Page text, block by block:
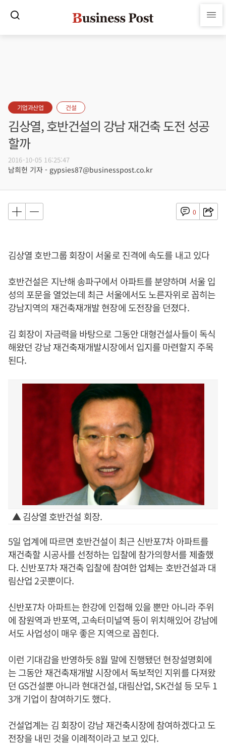
기업과산업 건설
김상열, 호반건설의 강남 재건축 도전 성공
할까
2016-10-05 16:25:47
남희헌 기자 - gypsies87@businesspost.co.kr
0
김상열 호반그룹 회장이 서울로 진격에 속도를 내고 있다
호반건설은 지난해 송파구에서 아파트를 분양하며 서울 입
성의 포문을 열었는데 최근 서울에서도 노른자위로 꼽히는
강남지역의 재건축재개발 현장에 도전장을 던졌다.
김 회장이 자금력을 바탕으로 그동안 대형건설사들이 독식
해왔던 강남 재건축재개발시장에서 입지를 마련할지 주목
된다.
▲ 김상열 호반건설 회장.
5일 업계에 따르면 호반건설이 최근 신반포7차 아파트를
재건축할 시공사를 선정하는 입찰에 참가의향서를 제출했
다. 신반포7차 재건축 입찰에 참여한 업체는 호반건설과 대
림산업 2곳뿐이다.
신반포7차 아파트는 한강에 인접해 있을 뿐만 아니라 주위
에 잠원역과 반포역, 고속터미널역 등이 위치해있어 강남에
서도 사업성이 매우 좋은 지역으로 꼽힌다.
이런 기대감을 반영하듯 8월 말에 진행됐던 현장설명회에
는 그동안 재건축재개발 시장에서 독보적인 지위를 다져왔
던 GS건설뿐 아니라 현대건설, 대림산업, SK건설 등 모두 1
3개 기업이 참여하기도 했다.
건설업계는 김 회장이 강남 재건축시장에 참여하겠다고 도
전장을 내민 것을 이례적이라고 보고 있다.